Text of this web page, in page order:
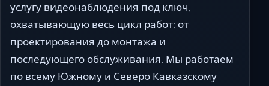
услугу видеонаблюдения под ключ,
охватывающую весь цикл работ: от
проектирования до монтажа и
последующего обслуживания. Мы работаем
по всему Южному и Северо Кавказскому